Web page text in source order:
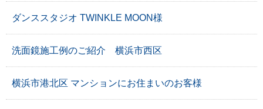
ダンススタジオ TWINKLE MOON様
洗面鏡施工例のご紹介 横浜市西区
横浜市港北区 マンションにお住まいのお客様